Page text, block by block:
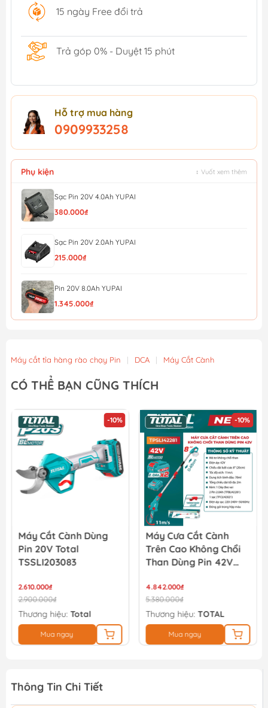
15 ngày Free đổi trả
Trả góp 0% - Duyệt 15 phút
Hỗ trợ mua hàng
0909933258
Phụ kiện ↕ Vuốt xem thêm
Sạc Pin 20V 4.0Ah YUPAI
380.000₫
Sạc Pin 20V 2.0Ah YUPAI
215.000₫
Pin 20V 8.0Ah YUPAI
1.345.000₫
Pin 20V 4.0Ah YUPAI
850.000₫
Pin 20V 2.0Ah YUPAI
Máy cắt tỉa hàng rào chạy Pin | DCA | Máy Cắt Cành
CÓ THỂ BẠN CŨNG THÍCH
-10%
Máy Cắt Cành Dùng
Pin 20V Total
TSSLI203083
2.610.000₫
2.900.000₫
Thương hiệu: Total
Mua ngay
-10%
Máy Cưa Cắt Cành
Trên Cao Không Chổi
Than Dùng Pin 42V
4.842.000₫
5.380.000₫
Thương hiệu:TOTAL
Mua ngay
Thông Tin Chi Tiết